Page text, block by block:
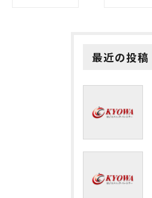
最近の投稿